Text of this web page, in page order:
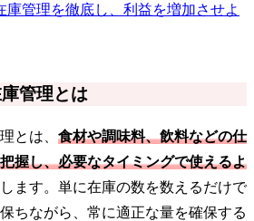
庫管理を徹底し、利益を増加させよ
管理とは
とは、 食材や調味料、飲料などの仕
握し、必要なタイミングで使えるよ
ます。単に在庫の数を数えるだけで
ちながら、常に適正な量を確保する